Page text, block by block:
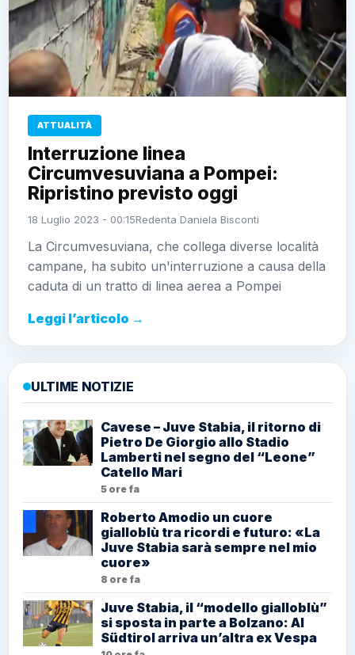
ATTUALITÀ
Interruzione linea
Circumvesuviana a Pompei:
Ripristino previsto oggi
18 Luglio 2023 - 00:15Redenta Daniela Bisconti
La Circumvesuviana, che collega diverse località
campane, ha subito un'interruzione a causa della
caduta di un tratto di linea aerea a Pompei
Leggi l’articolo →
ULTIME NOTIZIE
Cavese – Juve Stabia, il ritorno di
Pietro De Giorgio allo Stadio
Lamberti nel segno del “Leone”
Catello Mari
5 ore fa
Roberto Amodio un cuore
gialloblù tra ricordi e futuro: «La
Juve Stabia sarà sempre nel mio
cuore»
8 ore fa
Juve Stabia, il “modello gialloblù”
si sposta in parte a Bolzano: Al
Südtirol arriva un’altra ex Vespa